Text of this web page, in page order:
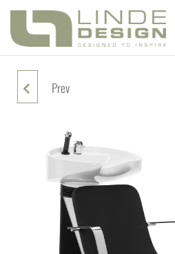
BARBERCHAIR HERITAGE
Prev